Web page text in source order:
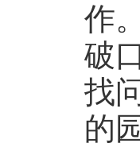
作
破
找
的